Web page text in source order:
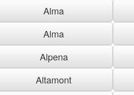
Alma
Alma
Alpena
Altamont